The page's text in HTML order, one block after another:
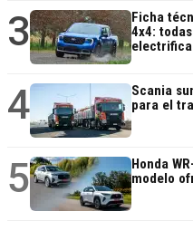
3
Ficha
4x4:
4
Scania
para el
5
Honda
modelo